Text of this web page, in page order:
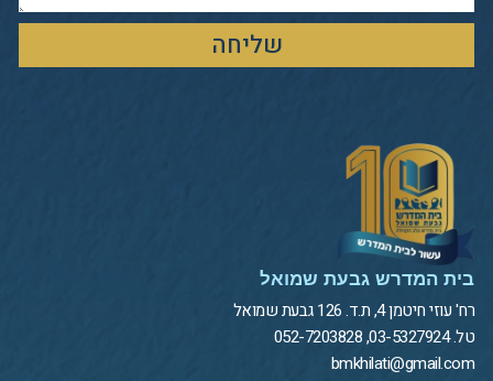
שליחה
בית המדרש גבעת שמואל
רח' עוזי חיטמן 4, ת.ד. 126 גבעת שמואל
טל. 03-5327924, 052-7203828
bmkhilati@gmail.com